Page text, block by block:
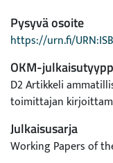
Pysyvä osoite
https://urn.fi/
OKM-
D2 Artikkeli
toimittajan
Julkaisusarja
Working Papers of